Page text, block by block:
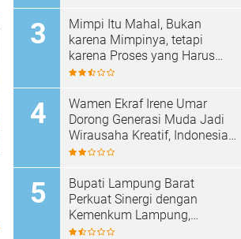
Mimpi Itu Mahal, Bukan
karena Mimpinya, tetapi
karena Proses yang Harus
Dilalui
Wamen Ekraf Irene Umar
Dorong Generasi Muda Jadi
Wirausaha Kreatif, Indonesia
Butuh Lebih Banyak
Bupati Lampung Barat
Perkuat Sinergi dengan
Kemenkum Lampung,
Lindungi Produk Hukum dan